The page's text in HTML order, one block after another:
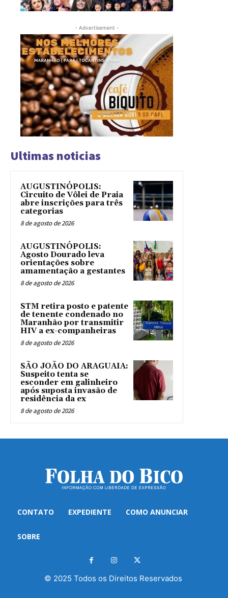
- Advertisement -
Ultimas noticias
AUGUSTINÓPOLIS:
Circuito de Vôlei de Praia
abre inscrições para três
categorias
8 de agosto de 2026
AUGUSTINÓPOLIS:
Agosto Dourado leva
orientações sobre
amamentação a gestantes
8 de agosto de 2026
STM retira posto e patente
de tenente condenado no
Maranhão por transmitir
HIV a ex-companheiras
8 de agosto de 2026
SÃO JOÃO DO ARAGUAIA:
Suspeito tenta se
esconder em galinheiro
após suposta invasão de
residência da ex
8 de agosto de 2026
CONTATO EXPEDIENTE COMO ANUNCIAR
SOBRE
© 2025 Todos os Direitos Reservados